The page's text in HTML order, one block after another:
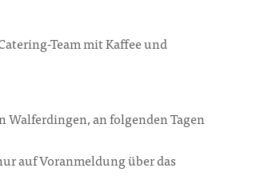
Team mit Kaffee und
Walferdingen, an folgenden Tagen
auf Voranmeldung über das